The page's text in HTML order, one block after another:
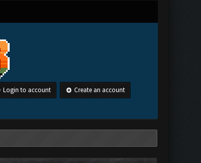
Login to account Create an account